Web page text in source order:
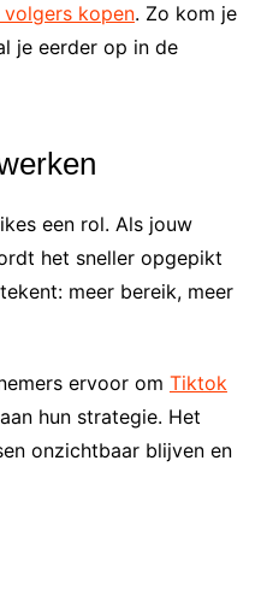
volgers kopen. Zo kom je
je eerder op in de
een rol. Als jouw
het sneller opgepikt
meer bereik, meer
ervoor om Tiktok
hun strategie. Het
onzichtbaar blijven en